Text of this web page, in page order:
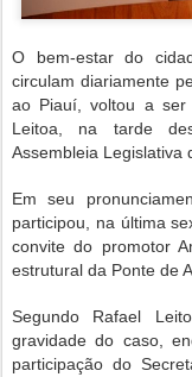
O bem-estar do
circulam diariamente
ao Piauí, voltou a ser
Leitoa, na tarde
Assembleia Legislativa
Em seu
participou, na última
convite do promotor
estrutural da Ponte de
Segundo Rafael
gravidade do caso,
participação do